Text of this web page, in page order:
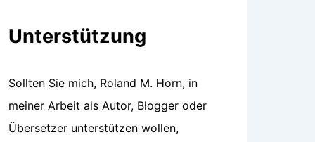
Unterstützung
Sollten Sie mich, Roland M. Horn, in
meiner Arbeit als Autor, Blogger oder
Übersetzer unterstützen wollen,